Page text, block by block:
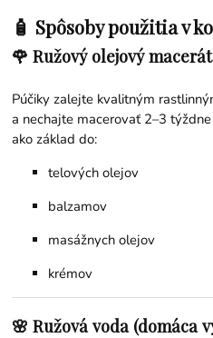
🧴 Spôsoby použitia v
🌹 Ružový olejový macerát
Púčiky zalejte kvalitným
a nechajte macerovať 2–3
ako základ do:
telových olejov
balzamov
masážnych olejov
krémov
🌸 Ružová voda (domáca